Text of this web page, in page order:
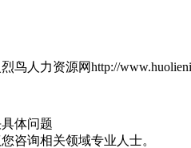
人力资源网http://
体问题
咨询相关领域专业人士。